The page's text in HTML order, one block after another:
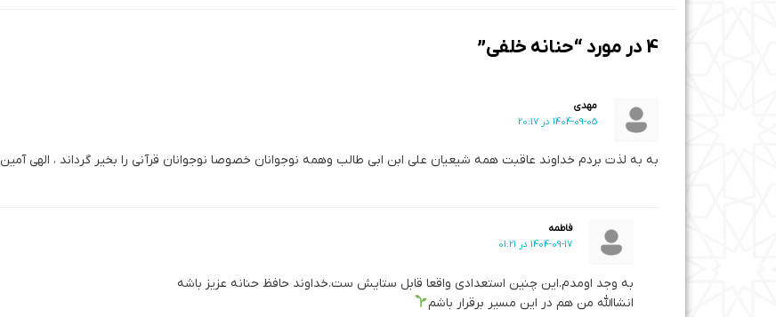
4 در مورد “حنانه خلفی”
مهدی
1404-09-05 در 20:17
به به لذت بردم خداوند عاقبت همه شیعیان علی ابن ابی طالب وهمه نوجوانان خصوصا نوجوانان قرآنی را بخیر گرداند ، الهی آمین
فاطمه
1404-09-17 در 01:21
به وجد اومدم.این چنین استعدادی واقعا قابل ستایش ست.خداوند حافظ حنانه عزیز باشه
انشاالله من هم در این مسیر برقرار باشم